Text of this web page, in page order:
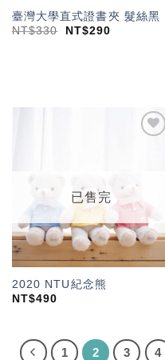
臺灣大學直式證書夾 髮絲黑
NT$330 NT$290
已售完
2020 NTU紀念熊
NT$490
1 2 3 4